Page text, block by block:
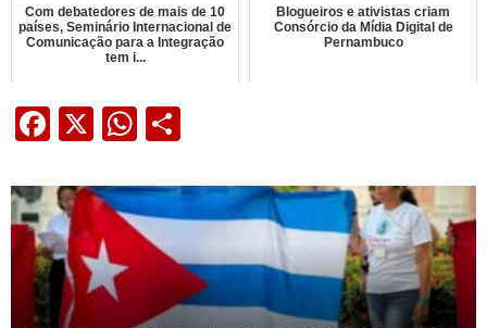
Com debatedores de mais de 10
países, Seminário Internacional de
Comunicação para a Integração
tem i...
Blogueiros e ativistas criam
Consórcio da Mídia Digital de
Pernambuco
Facebook
X WhatsApp